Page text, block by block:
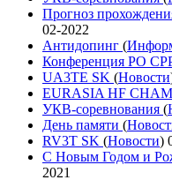
Прогноз
02-2022
Антидопинг (
Конференция РО
UA3TE SK (Новости
EURASIA HF
УКВ-соревнования (
День памяти (
RV3T SK (Новости)
С Новым Годом и
2021